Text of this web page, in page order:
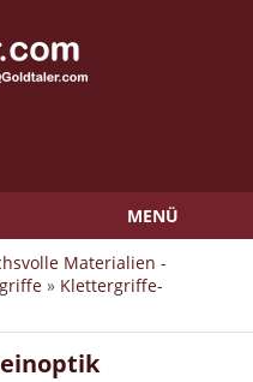
MENÜ
Materialien -
» Klettergriffe-